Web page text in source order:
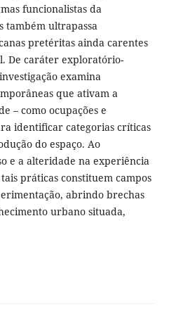
funcionalistas da
também ultrapassa
pretéritas ainda carentes
De caráter exploratório-
examina
que ativam a
– como ocupações e
identificar categorias críticas
do espaço. Ao
e a alteridade na experiência
práticas constituem campos
abrindo brechas
urbano situada,